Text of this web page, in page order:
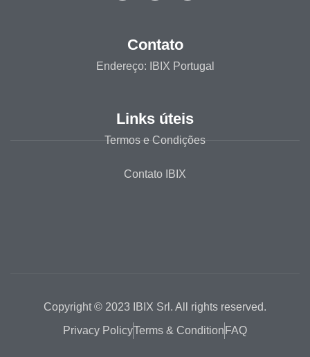
Contato
Endereço: IBIX Portugal
Links úteis
Termos e Condições
Contato IBIX
Copyright © 2023 IBIX Srl. All rights reserved.
Privacy PolicyTerms & Condition FAQ